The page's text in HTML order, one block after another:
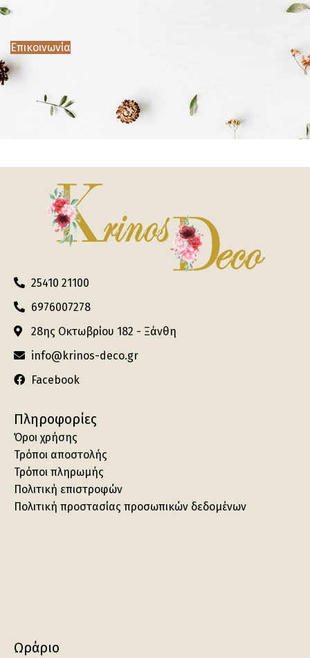
Επικοινωνία
25410 21100
6976007278
28ης Οκτωβρίου 182 - Ξάνθη
info@krinos-deco.gr
Facebook
Πληροφορίες
Όροι χρήσης
Τρόποι αποστολής
Τρόποι πληρωμής
Πολιτική επιστροφών
Πολιτική προστασίας προσωπικών δεδομένων
Ωράριο